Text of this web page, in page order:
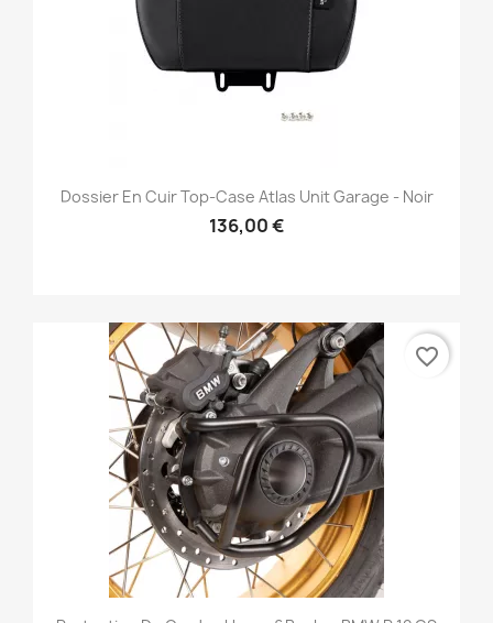
Dossier En Cuir Top-Case Atlas Unit Garage - Noir
136,00 €
favorite_border